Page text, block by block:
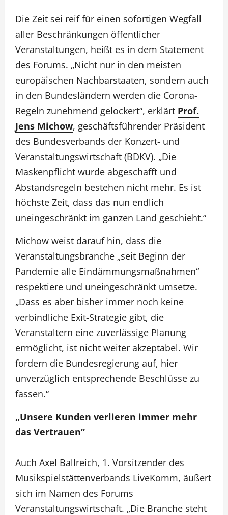
Die Zeit sei reif für einen sofortigen Wegfall
aller Beschränkungen öffentlicher
Veranstaltungen, heißt es in dem Statement
des Forums. „Nicht nur in den meisten
europäischen Nachbarstaaten, sondern auch
in den Bundesländern werden die Corona-
Regeln zunehmend gelockert“, erklärt Prof.
Jens Michow, geschäftsführender Präsident
des Bundesverbands der Konzert- und
Veranstaltungswirtschaft (BDKV). „Die
Maskenpflicht wurde abgeschafft und
Abstandsregeln bestehen nicht mehr. Es ist
höchste Zeit, dass das nun endlich
uneingeschränkt im ganzen Land geschieht.“
Michow weist darauf hin, dass die
Veranstaltungsbranche „seit Beginn der
Pandemie alle Eindämmungsmaßnahmen“
respektiere und uneingeschränkt umsetze.
„Dass es aber bisher immer noch keine
verbindliche Exit-Strategie gibt, die
Veranstaltern eine zuverlässige Planung
ermöglicht, ist nicht weiter akzeptabel. Wir
fordern die Bundesregierung auf, hier
unverzüglich entsprechende Beschlüsse zu
fassen.“
„Unsere Kunden verlieren immer mehr
das Vertrauen“
Auch Axel Ballreich, 1. Vorsitzender des
Musikspielstättenverbands LiveKomm, äußert
sich im Namen des Forums
Veranstaltungswirtschaft. „Die Branche steht